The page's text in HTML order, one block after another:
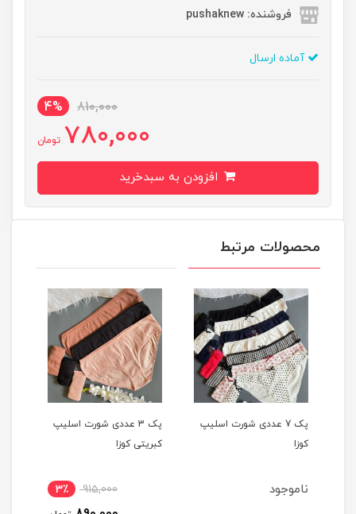
فروشنده: pushaknew
آماده ارسال
810,000
4%
780,000 تومان
محصولات مرتبط
پک 7 عددی شورت اسلیپ
کوزا
ناموجود
پک 3 عددی شورت اسلیپ
کبریتی کوزا
915,000 3٪